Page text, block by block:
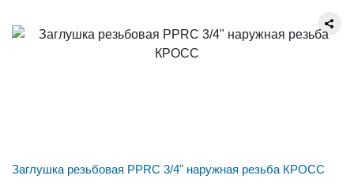
Заглушка резьбовая PPRC 3/4" наружная резьба КРОСС